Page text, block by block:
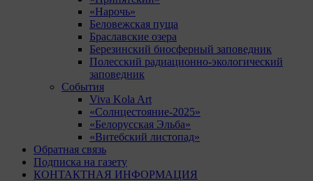
«Нарочь»
Беловежская пуща
Браславские озера
Березинский биосферный заповедник
Полесский радиационно-экологический
заповедник
События
Viva Kola Art
«Солнцестояние-2025»
«Белорусская Эльба»
«Витебский листопад»
Обратная связь
Подписка на газету
КОНТАКТНАЯ ИНФОРМАЦИЯ